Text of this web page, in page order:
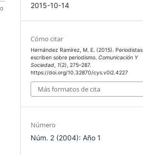
2015-10-14
Cómo citar
Hernández Ramírez, M. E. (2015). Periodistas
escriben sobre periodismo.Comunicación Y
Sociedad, 1(2), 275–287.
https://doi.org/10.32870/cys.v0i2.4227
Más formatos de cita
Número
Núm. 2 (2004): Año 1